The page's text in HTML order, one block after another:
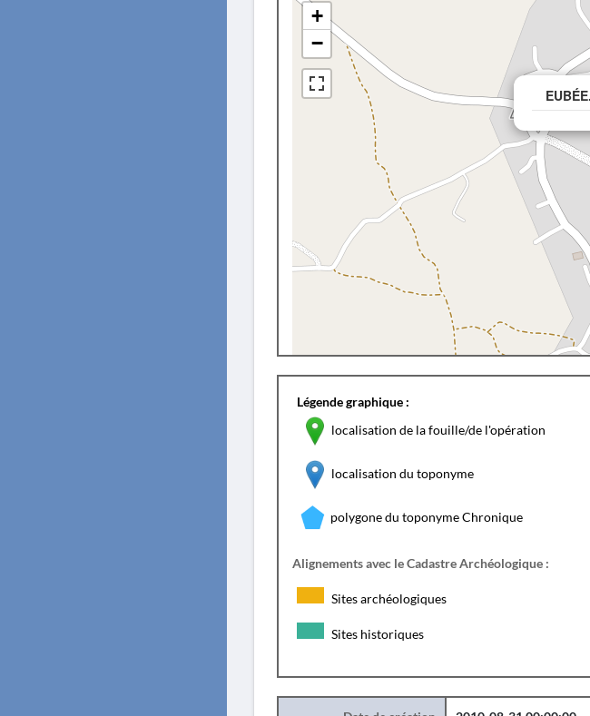
+
−
Légende graphique :
localisation de la fouille/de l'opération
localisation du toponyme
polygone du toponyme Chronique
Alignements avec le Cadastre Archéologique :
Sites archéologiques
Sites historiques